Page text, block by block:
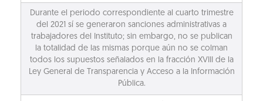
Durante el periodo correspondiente al cuarto trimestre
del 2021 sí se generaron sanciones administrativas a
trabajadores del Instituto; sin embargo, no se publican
la totalidad de las mismas porque aún no se colman
todos los supuestos señalados en la fracción XVIII de la
Ley General de Transparencia y Acceso a la Información
Pública.